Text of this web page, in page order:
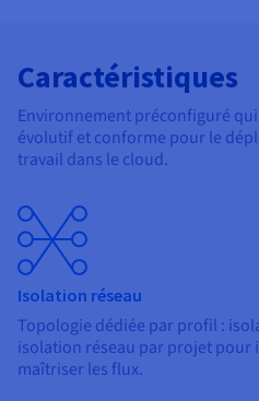
Caractéristiques
Environnement préconfiguré
évolutif et conforme pour le
travail dans le cloud.
Isolation réseau
Topologie dédiée par profil :
isolation réseau par projet pour
maîtriser les flux.